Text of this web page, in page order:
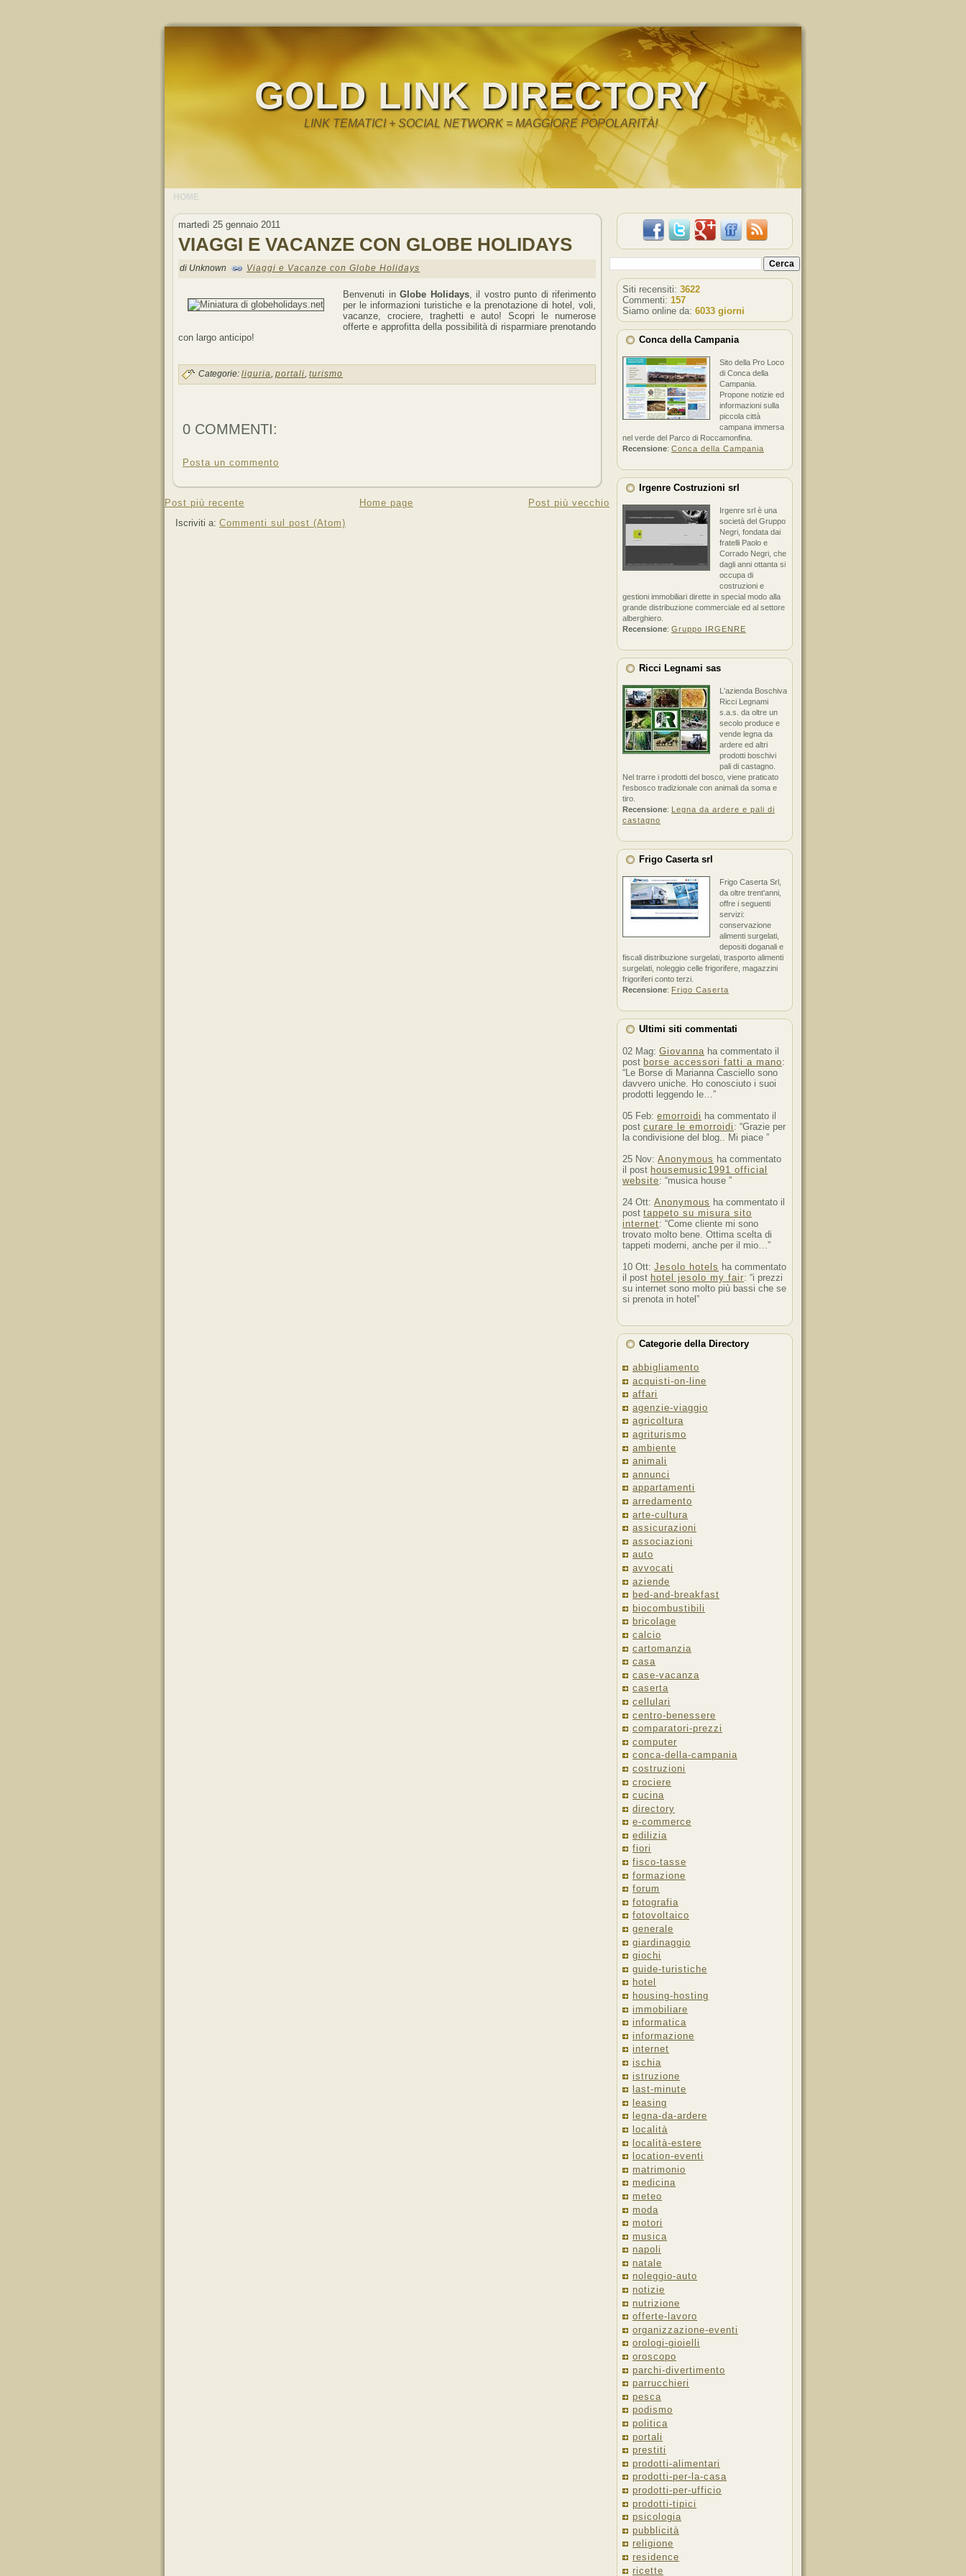
GOLD LINK DIRECTORY
LINK TEMATICI + SOCIAL NETWORK = MAGGIORE POPOLARITÀ!
HOME
martedì 25 gennaio 2011
VIAGGI E VACANZE CON GLOBE HOLIDAYS
di Unknown Viaggi e Vacanze con Globe Holidays
Benvenuti in Globe Holidays, il vostro punto di riferimento
per le informazioni turistiche e la prenotazione di hotel, voli,
vacanze, crociere, traghetti e auto! Scopri le numerose
offerte e approfitta della possibilità di risparmiare prenotando
con largo anticipo!
Categorie: liguria, portali, turismo
0 COMMENTI:
Posta un commento
Post più recente Post più vecchio
Home page
Iscriviti a: Commenti sul post (Atom)
Siti recensiti: 3622
Commenti: 157
Siamo online da: 6033 giorni
Conca della Campania
Sito della Pro Loco
di Conca della
Campania.
Propone notizie ed
informazioni sulla
piccola città
campana immersa
nel verde del Parco di Roccamonfina.
Recensione: Conca della Campania
Irgenre Costruzioni srl
Irgenre srl è una
società del Gruppo
Negri, fondata dai
fratelli Paolo e
Corrado Negri, che
dagli anni ottanta si
occupa di
costruzioni e
gestioni immobiliari dirette in special modo alla
grande distribuzione commerciale ed al settore
alberghiero.
Recensione: Gruppo IRGENRE
Ricci Legnami sas
L'azienda Boschiva
Ricci Legnami
s.a.s. da oltre un
secolo produce e
vende legna da
ardere ed altri
prodotti boschivi
pali di castagno.
Nel trarre i prodotti del bosco, viene praticato
l'esbosco tradizionale con animali da soma e
tiro.
Recensione: Legna da ardere e pali di
castagno
Frigo Caserta srl
Frigo Caserta Srl,
da oltre trent'anni,
offre i seguenti
servizi:
conservazione
alimenti surgelati,
depositi doganali e
fiscali distribuzione surgelati, trasporto alimenti
surgelati, noleggio celle frigorifere, magazzini
frigoriferi conto terzi.
Recensione: Frigo Caserta
Ultimi siti commentati
02 Mag: Giovanna ha commentato il
post borse accessori fatti a mano:
“Le Borse di Marianna Casciello sono
davvero uniche. Ho conosciuto i suoi
prodotti leggendo le…”
05 Feb: emorroidi ha commentato il
post curare le emorroidi : “Grazie per
la condivisione del blog.. Mi piace ”
25 Nov: Anonymous ha commentato
il post housemusic1991 official
website: “musica house ”
24 Ott: Anonymous ha commentato il
post tappeto su misura sito
internet: “Come cliente mi sono
trovato molto bene. Ottima scelta di
tappeti moderni, anche per il mio…”
10 Ott: Jesolo hotels ha commentato
il post hotel jesolo my fair: “i prezzi
su internet sono molto più bassi che se
si prenota in hotel”
Categorie della Directory
abbigliamento
acquisti-on-line
affari
agenzie-viaggio
agricoltura
agriturismo
ambiente
animali
annunci
appartamenti
arredamento
arte-cultura
assicurazioni
associazioni
auto
avvocati
aziende
bed-and-breakfast
biocombustibili
bricolage
calcio
cartomanzia
casa
case-vacanza
caserta
cellulari
centro-benessere
comparatori-prezzi
computer
conca-della-campania
costruzioni
crociere
cucina
directory
e-commerce
edilizia
fiori
fisco-tasse
formazione
forum
fotografia
fotovoltaico
generale
giardinaggio
giochi
guide-turistiche
hotel
housing-hosting
immobiliare
informatica
informazione
internet
ischia
istruzione
last-minute
leasing
legna-da-ardere
località
località-estere
location-eventi
matrimonio
medicina
meteo
moda
motori
musica
napoli
natale
noleggio-auto
notizie
nutrizione
offerte-lavoro
organizzazione-eventi
orologi-gioielli
oroscopo
parchi-divertimento
parrucchieri
pesca
podismo
politica
portali
prestiti
prodotti-alimentari
prodotti-per-la-casa
prodotti-per-ufficio
prodotti-tipici
psicologia
pubblicità
religione
residence
ricette